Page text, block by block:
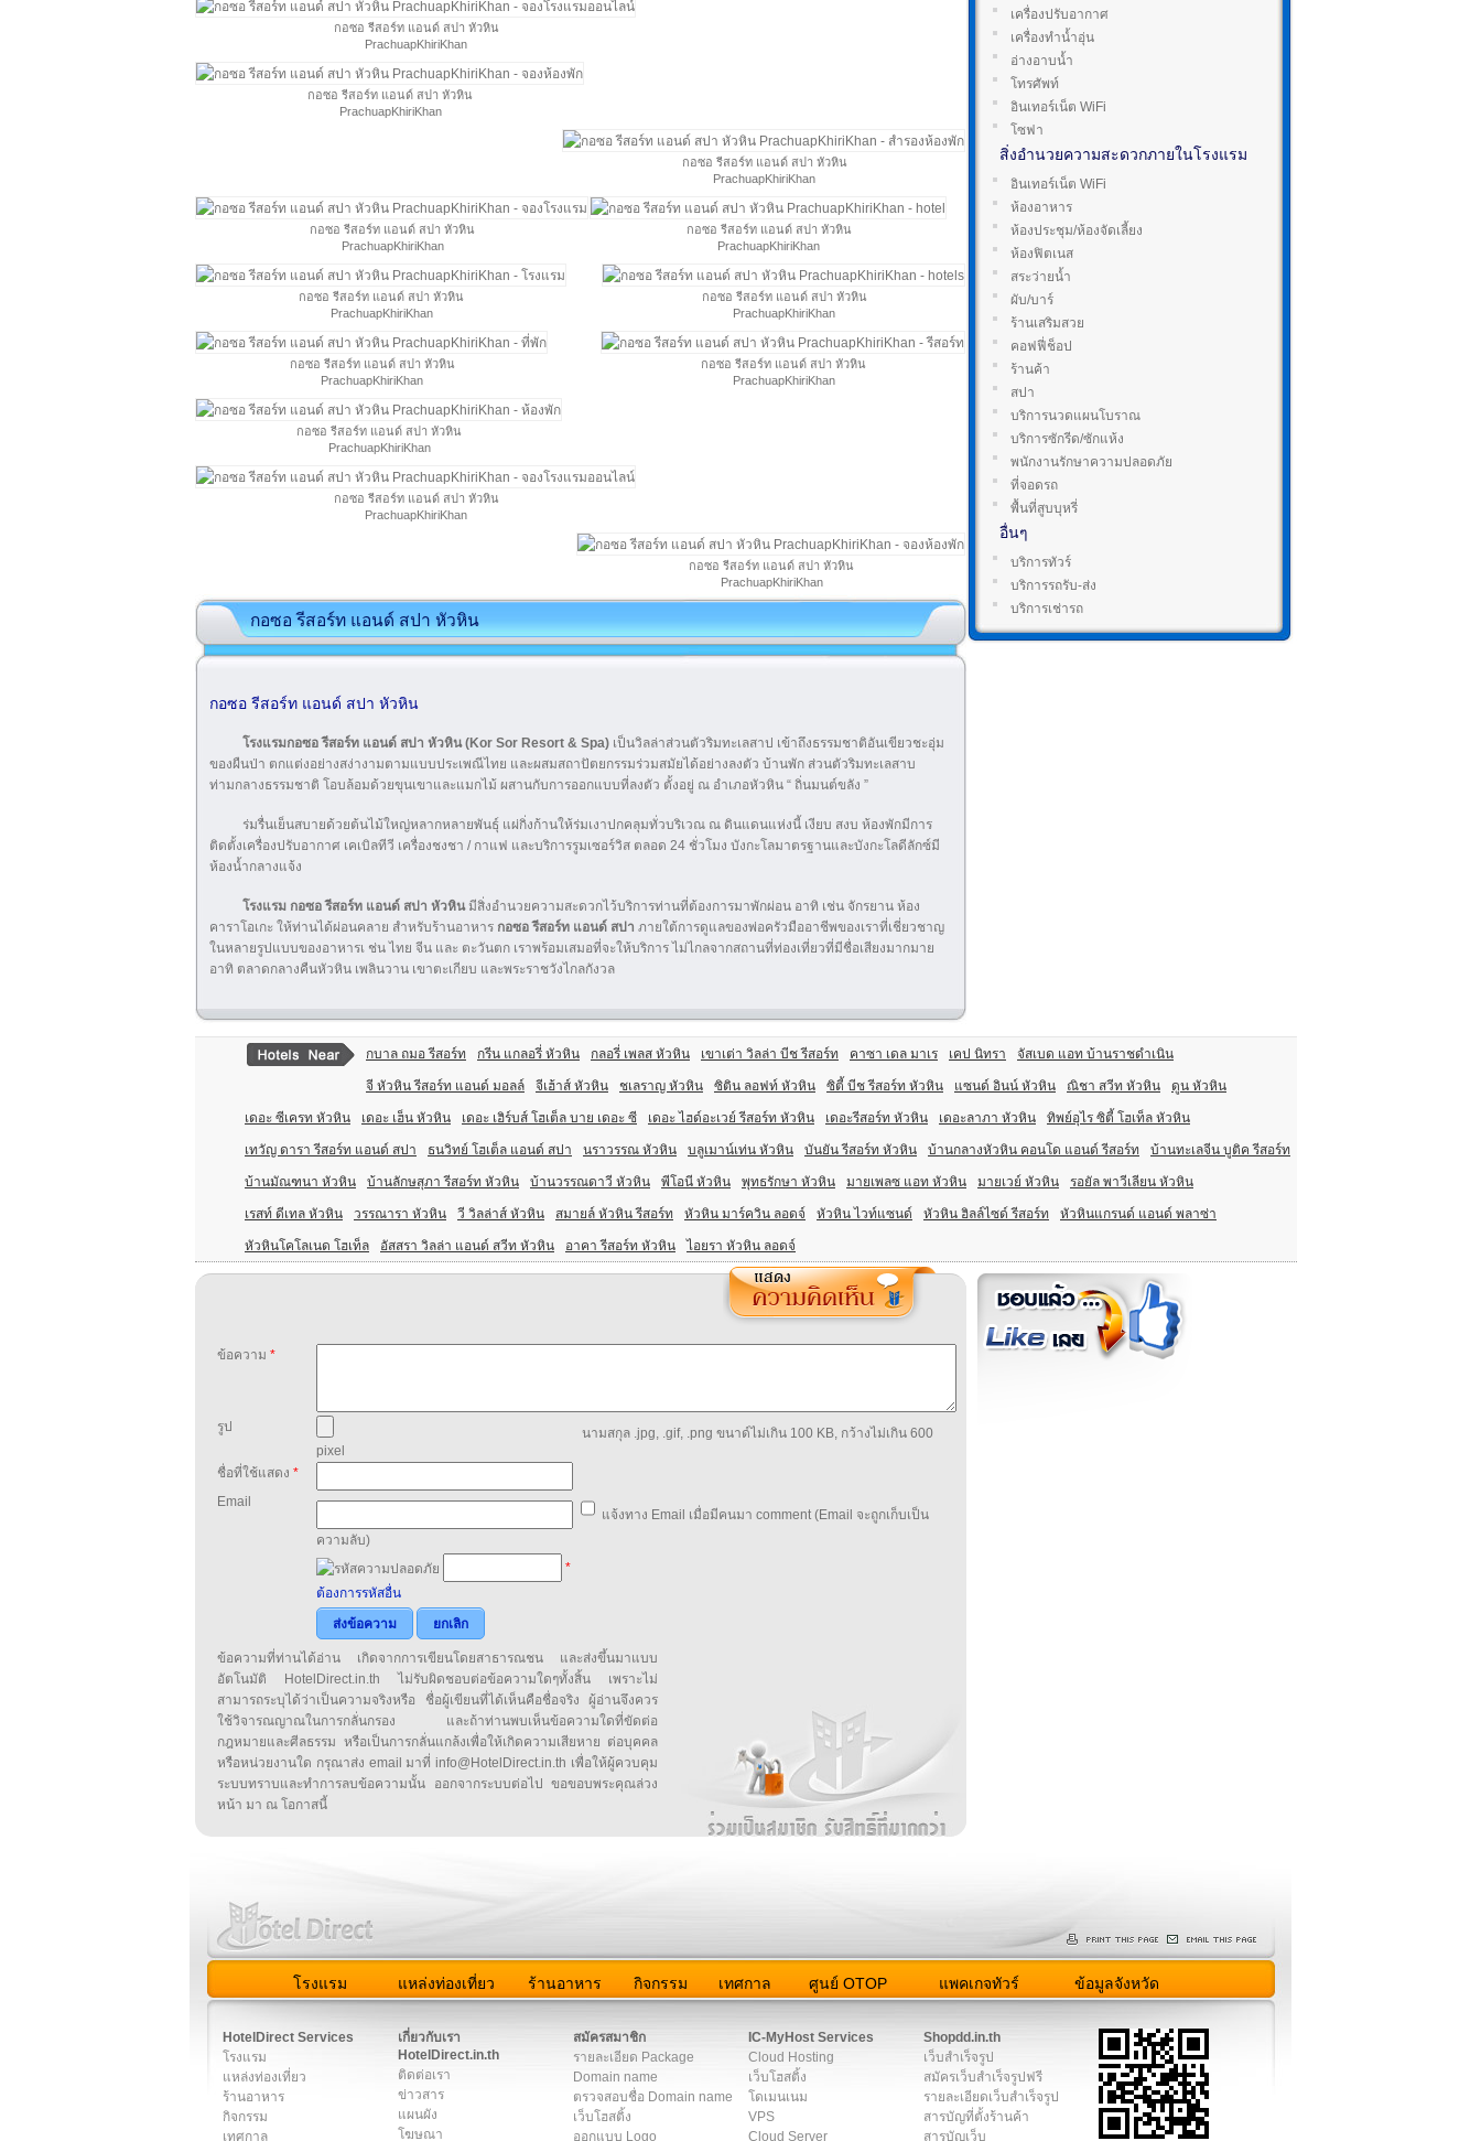
กอซอ รีสอร์ท แอนด์ สปา หัวหิน
PrachuapKhiriKhan
กอซอ รีสอร์ท แอนด์ สปา หัวหิน
PrachuapKhiriKhan
กอซอ รีสอร์ท แอนด์ สปา หัวหิน
PrachuapKhiriKhan
กอซอ รีสอร์ท แอนด์ สปา หัวหิน
PrachuapKhiriKhan
กอซอ รีสอร์ท แอนด์ สปา หัวหิน
PrachuapKhiriKhan
กอซอ รีสอร์ท แอนด์ สปา หัวหิน
PrachuapKhiriKhan
กอซอ รีสอร์ท แอนด์ สปา หัวหิน
PrachuapKhiriKhan
กอซอ รีสอร์ท แอนด์ สปา หัวหิน
PrachuapKhiriKhan
กอซอ รีสอร์ท แอนด์ สปา หัวหิน
PrachuapKhiriKhan
กอซอ รีสอร์ท แอนด์ สปา หัวหิน
PrachuapKhiriKhan
กอซอ รีสอร์ท แอนด์ สปา หัวหิน
PrachuapKhiriKhan
กอซอ รีสอร์ท แอนด์ สปา หัวหิน
PrachuapKhiriKhan
กอซอ รีสอร์ท แอนด์ สปา หัวหิน
กอซอ รีสอร์ท แอนด์ สปา หัวหิน
โรงแรมกอซอ รีสอร์ท แอนด์ สปา หัวหิน (Kor Sor Resort & Spa) เป็นวิลล่าส่วนตัวริมทะเลสาป เข้าถึงธรรมชาติอันเขียวชะอุ่ม
ของผืนป่า ตกแต่งอย่างสง่างามตามแบบประเพณีไทย และผสมสถาปัตยกรรมร่วมสมัยได้อย่างลงตัว บ้านพัก ส่วนตัวริมทะเลสาบ
ท่ามกลางธรรมชาติ โอบล้อมด้วยขุนเขาและแมกไม้ ผสานกับการออกแบบที่ลงตัว ตั้งอยู่ ณ อำเภอหัวหิน “ ถิ่นมนต์ขลัง ”
ร่มรื่นเย็นสบายด้วยต้นไม้ใหญ่หลากหลายพันธุ์ แผ่กิ่งก้านให้ร่มเงาปกคลุมทั่วบริเวณ ณ ดินแดนแห่งนี้ เงียบ สงบ ห้องพักมีการ
ติดตั้งเครื่องปรับอากาศ เคเบิลทีวี เครื่องชงชา / กาแฟ และบริการรูมเซอร์วิส ตลอด 24 ชั่วโมง บังกะโลมาตรฐานและบังกะโลดีลักซ์มี
ห้องน้ำกลางแจ้ง
โรงแรม กอซอ รีสอร์ท แอนด์ สปา หัวหินมีสิ่งอำนวยความสะดวกไว้บริการท่านที่ต้องการมาพักผ่อน อาทิ เช่น จักรยาน ห้อง
คาราโอเกะ ให้ท่านได้ผ่อนคลาย สำหรับร้านอาหาร กอซอ รีสอร์ท แอนด์ สปา ภายใต้การดูแลของพ่อครัวมืออาชีพของเราที่เชี่ยวชาญ
ในหลายรูปแบบของอาหารเ ช่น ไทย จีน และ ตะวันตก เราพร้อมเสมอที่จะให้บริการ ไม่ไกลจากสถานที่ท่องเที่ยวที่มีชื่อเสียงมากมาย
อาทิ ตลาดกลางคืนหัวหิน เพลินวาน เขาตะเกียบ และพระราชวังไกลกังวล
เครื่องปรับอากาศ
เครื่องทำน้ำอุ่น
อ่างอาบน้ำ
โทรศัพท์
อินเทอร์เน็ต WiFi
โซฟา
สิ่งอำนวยความสะดวกภายในโรงแรม
อินเทอร์เน็ต WiFi
ห้องอาหาร
ห้องประชุม/ห้องจัดเลี้ยง
ห้องฟิตเนส
สระว่ายน้ำ
ผับ/บาร์
ร้านเสริมสวย
คอฟฟี่ช็อป
ร้านค้า
สปา
บริการนวดแผนโบราณ
บริการซักรีด/ซักแห้ง
พนักงานรักษาความปลอดภัย
ที่จอดรถ
พื้นที่สูบบุหรี่
อื่นๆ
บริการทัวร์
บริการรถรับ-ส่ง
บริการเช่ารถ
กบาล ถมอ รีสอร์ท กรีน แกลอรี่ หัวหิน กลอรี่ เพลส หัวหิน เขาเต่า วิลล่า บีช รีสอร์ท คาซา เดล มาเร เคป นิทรา จัสเบด แอท บ้านราชดำเนิน
จี หัวหิน รีสอร์ท แอนด์ มอลล์ จีเฮ้าส์ หัวหิน ชเลราญ หัวหิน ซิติน ลอฟท์ หัวหิน ซิตี้ บีช รีสอร์ท หัวหิน แซนด์ อินน์ หัวหิน ณิชา สวีท หัวหิน ดูน หัวหิน
เดอะ ซีเครท หัวหิน เดอะ เฮ็น หัวหิน เดอะ เฮิร์บส์ โฮเต็ล บาย เดอะ ซี เดอะ ไฮด์อะเวย์ รีสอร์ท หัวหิน เดอะรีสอร์ท หัวหิน เดอะลาภา หัวหิน ทิพย์อุไร ซิตี้ โฮเท็ล หัวหิน
เทวัญ ดารา รีสอร์ท แอนด์ สปา ธนวิทย์ โฮเต็ล แอนด์ สปา นราวรรณ หัวหิน บลูเมาน์เท่น หัวหิน บันยัน รีสอร์ท หัวหิน บ้านกลางหัวหิน คอนโด แอนด์ รีสอร์ท บ้านทะเลจีน บูติค รีสอร์ท
บ้านมัณฑนา หัวหิน บ้านลักษสุภา รีสอร์ท หัวหิน บ้านวรรณดาวี หัวหิน พีโอนี หัวหิน พุทธรักษา หัวหิน มายเพลซ แอท หัวหิน มายเวย์ หัวหิน รอยัล พาวีเลียน หัวหิน
เรสท์ ดีเทล หัวหิน วรรณารา หัวหิน วี วิลล่าส์ หัวหิน สมายล์ หัวหิน รีสอร์ท หัวหิน มาร์ควิน ลอดจ์ หัวหิน ไวท์แซนด์ หัวหิน ฮิลล์ไซด์ รีสอร์ท หัวหินแกรนด์ แอนด์ พลาซ่า
หัวหินโคโลเนด โฮเท็ล อัสสรา วิลล่า แอนด์ สวีท หัวหิน อาคา รีสอร์ท หัวหิน ไอยรา หัวหิน ลอดจ์
ข้อความ *
รูป
นามสกุล .jpg, .gif, .png ขนาด์ไม่เกิน 100 KB, กว้างไม่เกิน 600
pixel
ชื่อที่ใช้แสดง *
Email
แจ้งทาง Email เมื่อมีคนมา comment (Email จะถูกเก็บเป็น
ความลับ)
*
ต้องการรหัสอื่น
ส่งข้อความ
ยกเลิก
ข้อความที่ท่านได้อ่าน เกิดจากการเขียนโดยสาธารณชน และส่งขึ้นมาแบบ
อัตโนมัติ HotelDirect.in.th ไม่รับผิดชอบต่อข้อความใดๆทั้งสิ้น เพราะไม่
สามารถระบุได้ว่าเป็นความจริงหรือ ชื่อผู้เขียนที่ได้เห็นคือชื่อจริง ผู้อ่านจึงควร
ใช้วิจารณญาณในการกลั่นกรอง และถ้าท่านพบเห็นข้อความใดที่ขัดต่อ
กฎหมายและศีลธรรม หรือเป็นการกลั่นแกล้งเพื่อให้เกิดความเสียหาย ต่อบุคคล
หรือหน่วยงานใด กรุณาส่ง email มาที่ info@HotelDirect.in.th เพื่อให้ผู้ควบคุม
ระบบทราบและทำการลบข้อความนั้น ออกจากระบบต่อไป ขอขอบพระคุณล่วง
หน้า มา ณ โอกาสนี้
โรงแรม แหล่งท่องเที่ยว ร้านอาหาร กิจกรรม เทศกาล ศูนย์ OTOP แพคเกจทัวร์ ข้อมูลจังหวัด
HotelDirect Services
โรงแรม
แหล่งท่องเที่ยว
ร้านอาหาร
กิจกรรม
เทศกาล
เกี่ยวกับเรา
HotelDirect.in.th
ติดต่อเรา
ข่าวสาร
แผนผัง
โฆษณา
สมัครสมาชิก
รายละเอียด Package
Domain name
ตรวจสอบชื่อ Domain name
เว็บโฮสติ้ง
ออกแบบ Logo
IC-MyHost Services
Cloud Hosting
เว็บโฮสติ้ง
โดเมนเนม
VPS
Cloud Server
Shopdd.in.th
เว็บสำเร็จรูป
สมัครเว็บสำเร็จรูปฟรี
รายละเอียดเว็บสำเร็จรูป
สารบัญที่ตั้งร้านค้า
สารบัญเว็บ